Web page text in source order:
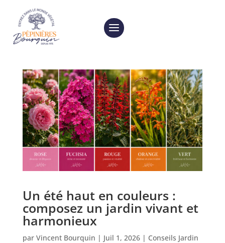
Un été haut en couleurs :
composez un jardin vivant et
harmonieux
par Vincent Bourquin | Juil 1, 2026| Conseils Jardin